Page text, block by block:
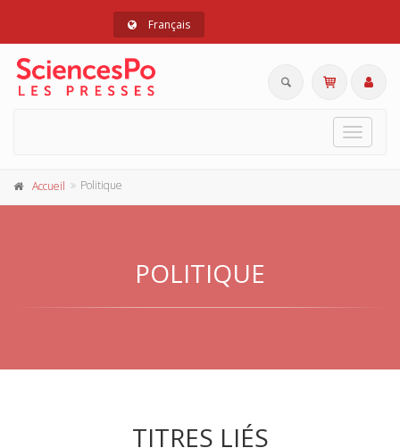
Français
Toggle
Accueil Politique
POLITIQUE
TITRES LIÉS